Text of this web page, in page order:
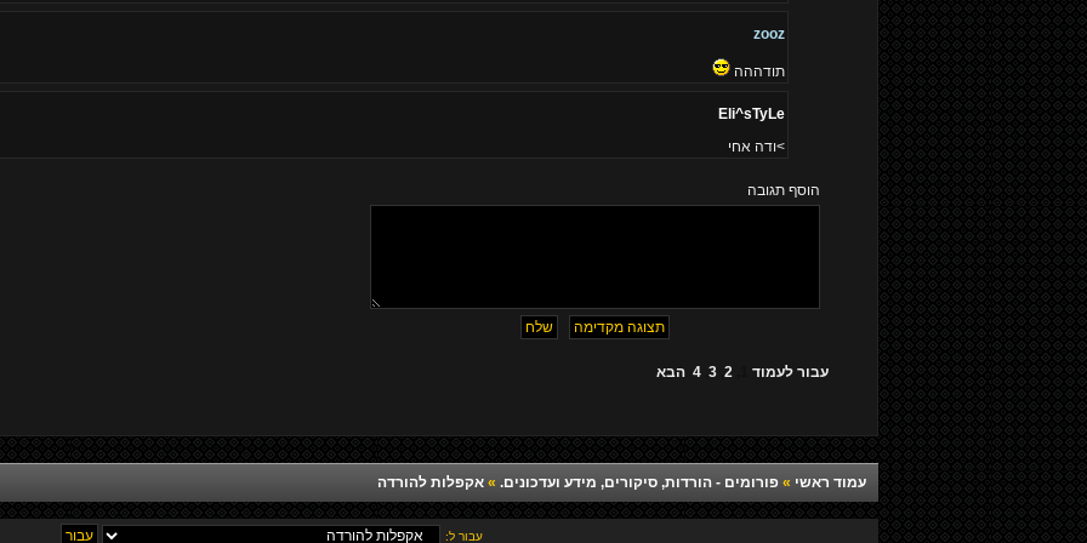
zooz
תודההה
Eli^sTyLe
>ודה אחי
הוסף תגובה
עבור לעמוד 2
3
4 הבא
עמוד ראשי » פורומים - הורדות, סיקורים, מידע ועדכונים. » אקפלות להורדה
עבור ל: